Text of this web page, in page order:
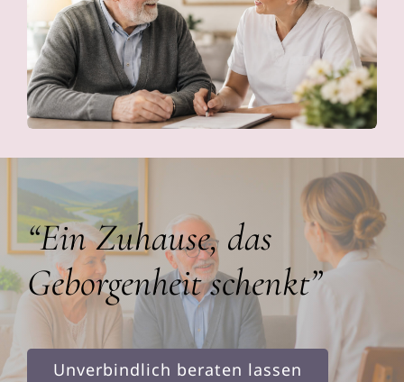
“Ein Zuhause, das
Geborgenheit schenkt”
Unverbindlich beraten lassen